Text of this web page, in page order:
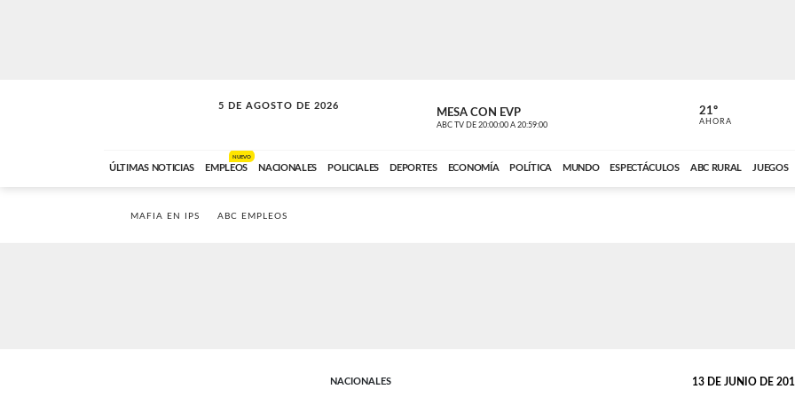
5 DE AGOSTO DE 2026
SOLO MÚSICA MESA CON EVP
ABC TV DE 20:00:00 A 20:59:00 ABC CARDINAL
21º
AHORA
ÚLTIMAS NOTICIAS EMPLEOS
NUEVO
NACIONALES POLICIALES DEPORTES ECONOMÍA POLÍTICA MUNDO ESPECTÁCULOS ABC RURAL JUEGOS
MAFIA EN IPS ABC EMPLEOS
NACIONALES 13 DE JUNIO DE